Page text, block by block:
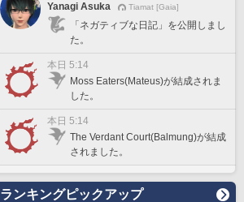
Yanagi Asuka
Tiamat [Gaia]
「ネガティブな日記」を公開しまし
た。
本日 5:14
Moss Eaters(Mateus)が結成されま
した。
本日 5:14
The Verdant Court(Balmung)が結成
されました。
ランキングピックアップ